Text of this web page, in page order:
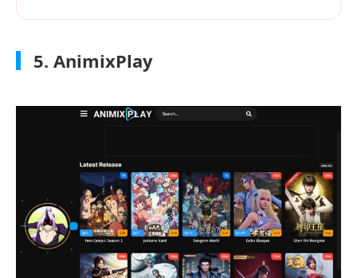
5. AnimixPlay